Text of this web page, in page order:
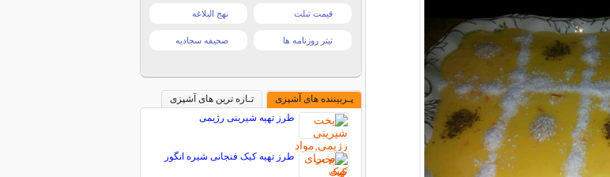
قیمت تبلت نهج البلاغه
تیتر روزنامه ها صحیفه سجادیه
پـربیننده های آشپزی
تـازه ترین های آشپزی
طرز تهیه شیرینی رژیمی
طرز تهیه کیک فنجانی شیره انگور